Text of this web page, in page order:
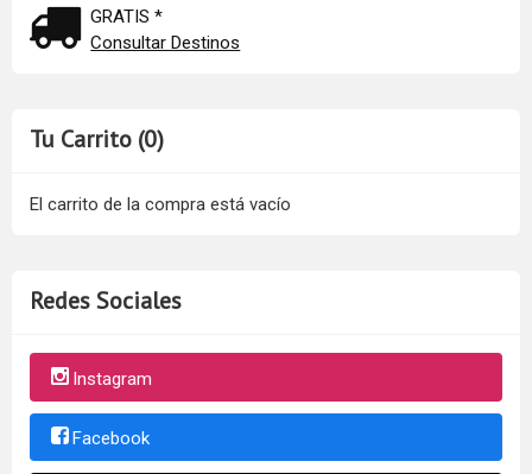
GRATIS *
Consultar Destinos
Tu Carrito (0)
El carrito de la compra está vacío
Redes Sociales
Instagram
Facebook